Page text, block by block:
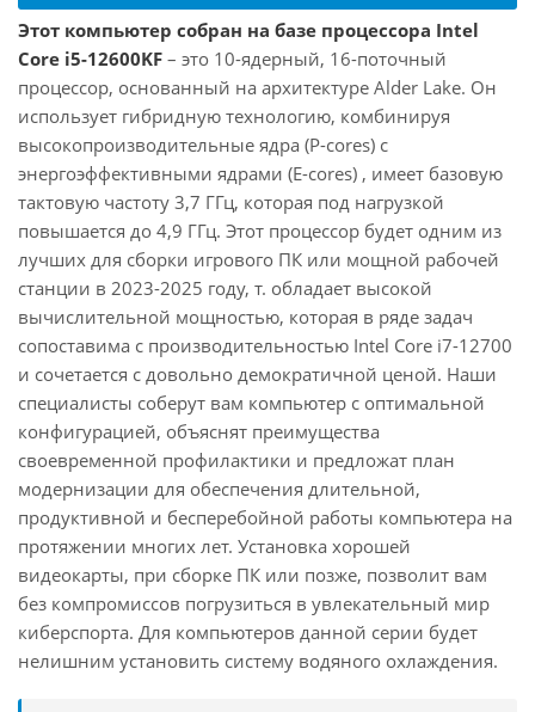
Этот компьютер собран на базе процессора Intel
Core i5-12600KF – это 10-ядерный, 16-поточный
процессор, основанный на архитектуре Alder Lake. Он
использует гибридную технологию, комбинируя
высокопроизводительные ядра (P-cores) с
энергоэффективными ядрами (E-cores) , имеет базовую
тактовую частоту 3,7 ГГц, которая под нагрузкой
повышается до 4,9 ГГц. Этот процессор будет одним из
лучших для сборки игрового ПК или мощной рабочей
станции в 2023-2025 году, т. обладает высокой
вычислительной мощностью, которая в ряде задач
сопоставима с производительностью Intel Core i7-12700
и сочетается с довольно демократичной ценой. Наши
специалисты соберут вам компьютер с оптимальной
конфигурацией, объяснят преимущества
своевременной профилактики и предложат план
модернизации для обеспечения длительной,
продуктивной и бесперебойной работы компьютера на
протяжении многих лет. Установка хорошей
видеокарты, при сборке ПК или позже, позволит вам
без компромиссов погрузиться в увлекательный мир
киберспорта. Для компьютеров данной серии будет
нелишним установить систему водяного охлаждения.